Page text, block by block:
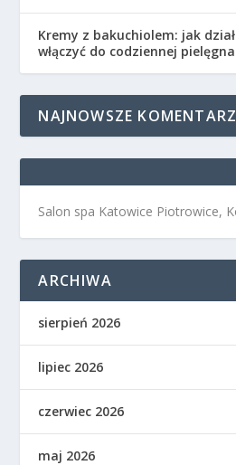
Kremy z bakuchiolem: jak
włączyć do codziennej
NAJNOWSZE
Salon spa Katowice Piotrowice,
ARCHIWA
sierpień 2026
lipiec 2026
czerwiec 2026
maj 2026